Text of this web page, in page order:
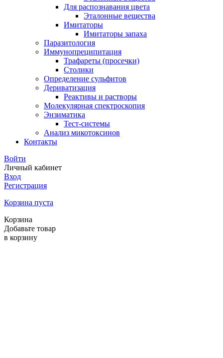
Для распознавания цвета
Эталонные вещества
Имитаторы
Имитаторы запаха
Паразитология
Иммунопреципитация
Трафареты (просечки)
Столики
Определение сульфитов
Дериватизация
Реактивы и растворы
Молекулярная спектроскопия
Энзиматика
Тест-системы
Анализ микотоксинов
Контакты
Войти
Личный кабинет
Вход
Регистрация
Корзина пуста
Корзина
Добавьте товар
в корзину